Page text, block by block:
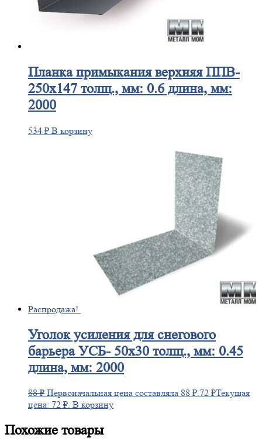
Планкапримыкания верхняя ППВ-
250х147 толщ., мм: 0.6 длина, мм:
2000
534 ₽ В корзину
Распродажа!
Уголокусиления для снегового
барьера УСБ- 50х30 толщ., мм: 0.45
длина, мм: 2000
88₽ Первоначальная цена составляла 88 ₽.72 ₽Текущая
цена: 72 ₽. В корзину
Похожие товары